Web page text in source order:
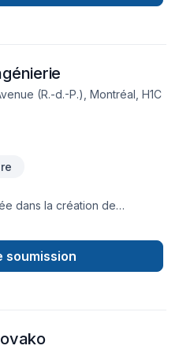
(R.-d.-P.), Montréal, H1C
dans la création de
Vortex ingénierie joue
construction, en veillant à
normes locales, les
réalise des plans détaillés
soumission